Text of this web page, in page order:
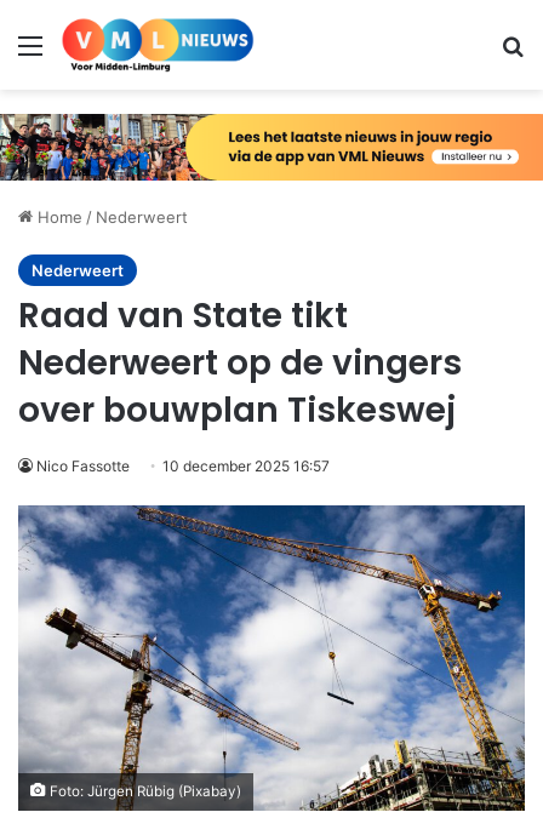
Menu
Home / Nederweert
Nederweert
Raad van State tikt
Nederweert op de vingers
over bouwplan Tiskeswej
Nico Fassotte 10 december 2025 16:57
Foto: Jürgen Rübig (Pixabay)